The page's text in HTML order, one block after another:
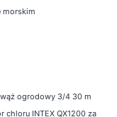
morskim
ogrodowy 3/4 30 m
chloru INTEX QX1200 za